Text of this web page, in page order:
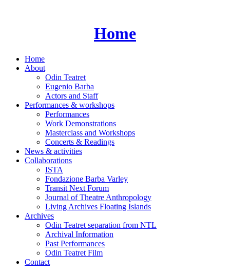
Home
Home
About
Odin Teatret
Eugenio Barba
Actors and Staff
Performances & workshops
Performances
Work Demonstrations
Masterclass and Workshops
Concerts & Readings
News & activities
Collaborations
ISTA
Fondazione Barba Varley
Transit Next Forum
Journal of Theatre Anthropology
Living Archives Floating Islands
Archives
Odin Teatret separation from NTL
Archival Information
Past Performances
Odin Teatret Film
Contact